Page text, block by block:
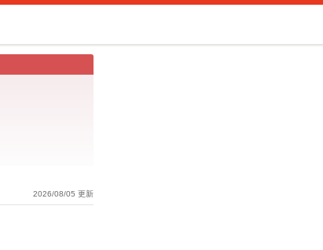
2026/08/05 更新